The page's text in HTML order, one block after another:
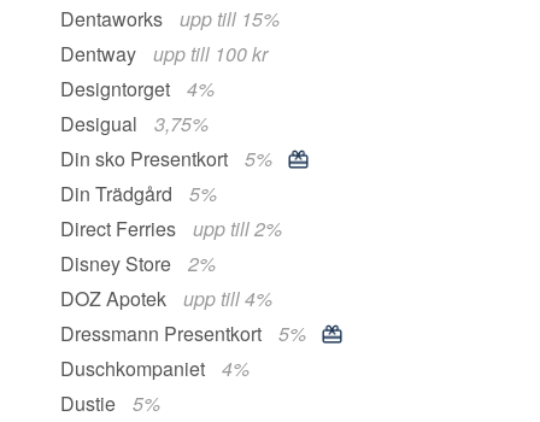
Dentaworks
upp till 15%
Dentway
upp till 100 kr
Designtorget
4%
Desigual
3,75%
Din sko Presentkort
5%
Din Trädgård
5%
Direct Ferries
upp till 2%
Disney Store
2%
DOZ Apotek
upp till 4%
Dressmann Presentkort
5%
Duschkompaniet
4%
Dustie
5%